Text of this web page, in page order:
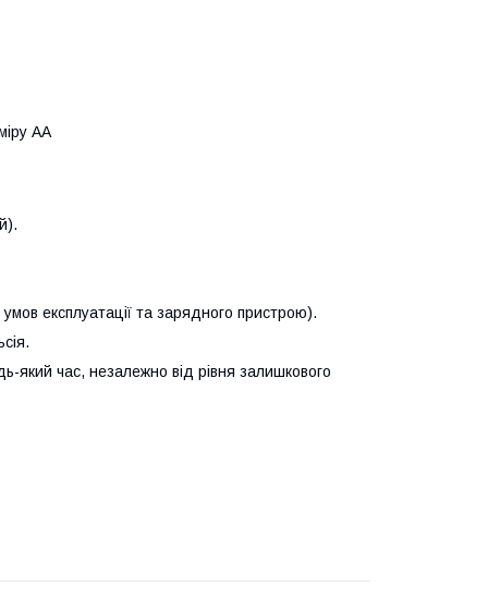
АА
експлуатації та зарядного пристрою).
який час, незалежно від рівня залишкового